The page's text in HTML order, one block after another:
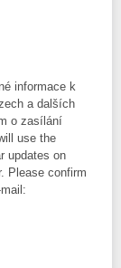
informace k
a dalších
o zasílání
use the
updates on
Please confirm